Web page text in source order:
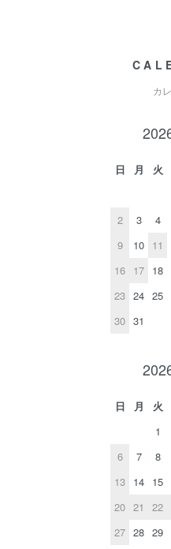
カ
日 月 火
2
3 4
9
10 11
16 17 18
23 24 25
30 31
日 月 火
1
6
7 8
13 14 15
20 21 22
27 28 29